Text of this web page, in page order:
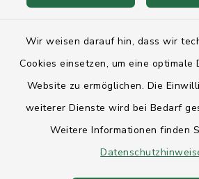
Wir weisen darauf hin, dass wir
Cookies einsetzen, um eine
Website zu ermöglichen. Die
weiterer Dienste wird bei Bedarf
Weitere Informationen finden
Anfahrt
Datenschutz